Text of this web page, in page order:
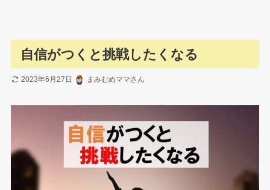
自信がつくと挑戦したくなる
2023年6月27日 まみむめママさん